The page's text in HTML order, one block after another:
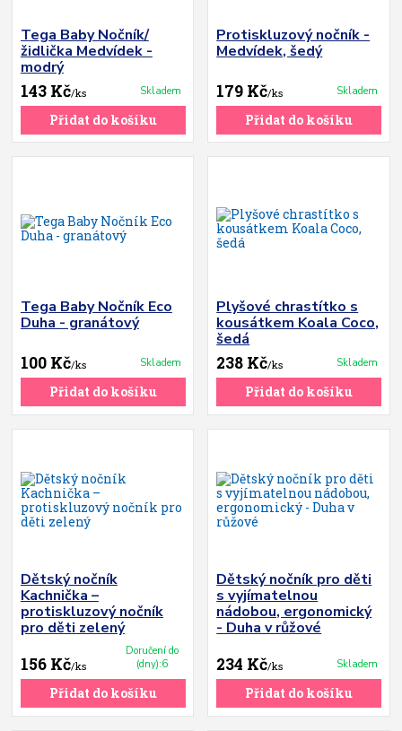
Tega Baby Nočník/
židlička Medvídek -
modrý
143 Kč/ks Skladem
Přidat do košíku
Protiskluzový nočník -
Medvídek, šedý
179 Kč/ks Skladem
Přidat do košíku
Tega Baby Nočník Eco
Duha - granátový
100 Kč/ks Skladem
Přidat do košíku
Plyšové chrastítko s
kousátkem Koala Coco,
šedá
238 Kč/ks Skladem
Přidat do košíku
Dětský nočník
Kachnička –
protiskluzový nočník
pro děti zelený
156 Kč/ks
Doručení do
(dny):6
Přidat do košíku
Dětský nočník pro děti
s vyjímatelnou
nádobou, ergonomický
- Duha v růžové
234 Kč/ks Skladem
Přidat do košíku